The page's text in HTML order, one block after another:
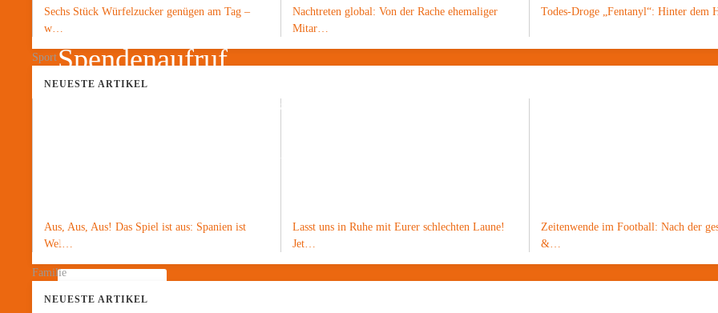
Sechs Stück Würfelzucker genügen am Tag –
w…
Nachtreten global: Von der Rache ehemaliger
Mitar…
Todes-Droge „Fentanyl“: Hinter dem
Sport
NEUESTE ARTIKEL
Aus, Aus, Aus! Das Spiel ist aus: Spanien ist
Wel…
Lasst uns in Ruhe mit Eurer schlechten Laune!
Jet…
Zeitenwende im Football: Nach der
&…
Familie
NEUESTE ARTIKEL
Spendenaufruf
+++ Haben Sie Interesse an politischen Analysen wie diesen?
Klaus Kelle, Chefredakteur